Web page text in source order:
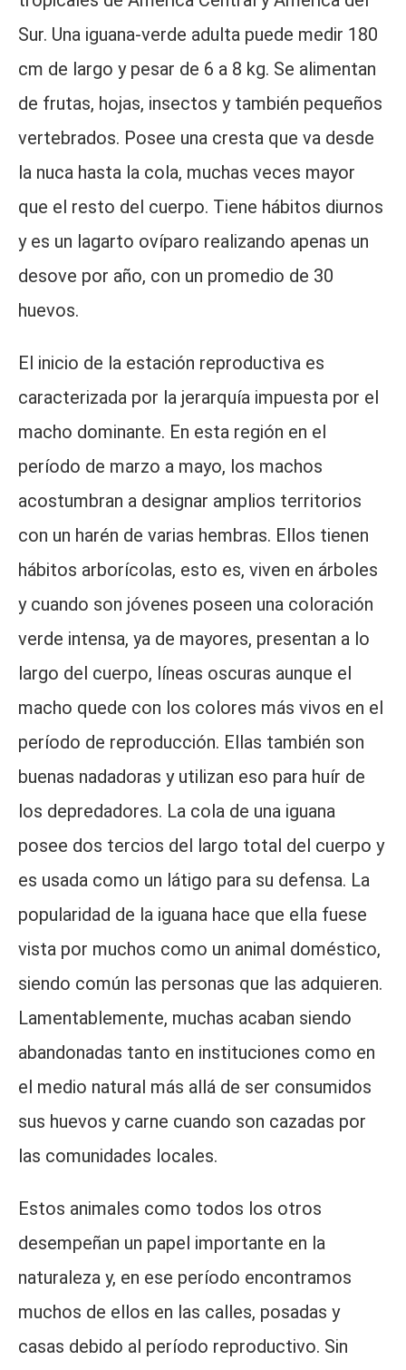
Sur. Una iguana-verde adulta puede medir 180
cm de largo y pesar de 6 a 8 kg. Se alimentan
de frutas, hojas, insectos y también pequeños
vertebrados. Posee una cresta que va desde
la nuca hasta la cola, muchas veces mayor
que el resto del cuerpo. Tiene hábitos diurnos
y es un lagarto ovíparo realizando apenas un
desove por año, con un promedio de 30
huevos.
El inicio de la estación reproductiva es
caracterizada por la jerarquía impuesta por el
macho dominante. En esta región en el
período de marzo a mayo, los machos
acostumbran a designar amplios territorios
con un harén de varias hembras. Ellos tienen
hábitos arborícolas, esto es, viven en árboles
y cuando son jóvenes poseen una coloración
verde intensa, ya de mayores, presentan a lo
largo del cuerpo, líneas oscuras aunque el
macho quede con los colores más vivos en el
período de reproducción. Ellas también son
buenas nadadoras y utilizan eso para huír de
los depredadores. La cola de una iguana
posee dos tercios del largo total del cuerpo y
es usada como un látigo para su defensa. La
popularidad de la iguana hace que ella fuese
vista por muchos como un animal doméstico,
siendo común las personas que las adquieren.
Lamentablemente, muchas acaban siendo
abandonadas tanto en instituciones como en
el medio natural más allá de ser consumidos
sus huevos y carne cuando son cazadas por
las comunidades locales.
Estos animales como todos los otros
desempeñan un papel importante en la
naturaleza y, en ese período encontramos
muchos de ellos en las calles, posadas y
casas debido al período reproductivo. Sin